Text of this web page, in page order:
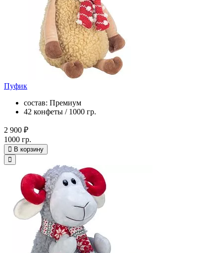
Пуфик
состав: Премиум
42 конфеты / 1000 гр.
2 900 ₽
1000 гр.
В корзину